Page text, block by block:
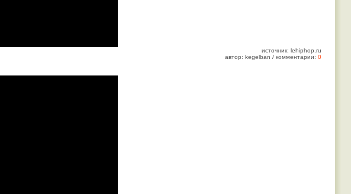
источник: lehiphop.ru
автор: kegelban / комментарии: 0